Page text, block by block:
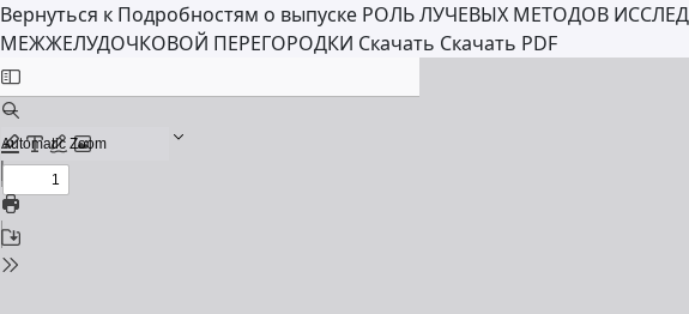
Вернуться к Подробностям о выпуске РОЛЬ ЛУЧЕВЫХ МЕТОДОВ
МЕЖЖЕЛУДОЧКОВОЙ ПЕРЕГОРОДКИ Скачать Скачать PDF